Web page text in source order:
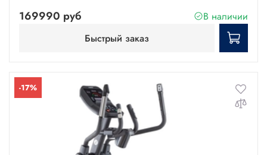
169990 руб
В наличии
Быстрый заказ
-17%